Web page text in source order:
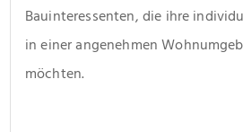
Bauinteressenten, die ihre
in einer angenehmen
möchten.